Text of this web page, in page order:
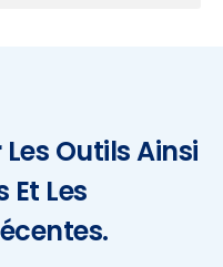
Outils Ainsi
Et Les